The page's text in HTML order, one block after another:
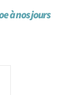
à nos jours